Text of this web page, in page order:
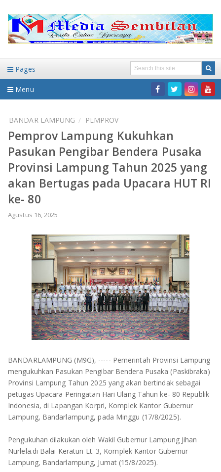
Pages
Menu
DAERAH
NASIONAL
DAERAH
BANDAR LAMPUNG
LAMPUNG TENGAH
LAMPUNG UTARA
LAMPUNG TIMUR
LAMPUNG BARAT
PESAWARAN
TANGGAMUS
PESISIR BARAT
TULANG BAWANG
TULANG BAWANG BARAT
HUKUM-KRIMINAL
PENDIDIKAN
WISATA
ADVETORIAL
BANDAR LAMPUNG PEMPROV
Pemprov Lampung Kukuhkan
Pasukan Pengibar Bendera Pusaka
Provinsi Lampung Tahun 2025 yang
akan Bertugas pada Upacara HUT RI
ke- 80
Agustus 16, 2025
BANDARLAMPUNG (M9G), ----- Pemerintah Provinsi Lampung
mengukuhkan Pasukan Pengibar Bendera Pusaka (Paskibraka)
Provinsi Lampung Tahun 2025 yang akan bertindak sebagai
petugas Upacara Peringatan Hari Ulang Tahun ke- 80 Republik
Indonesia, di Lapangan Korpri, Komplek Kantor Gubernur
Lampung, Bandarlampung, pada Minggu (17/8/2025).
Pengukuhan dilakukan oleh Wakil Gubernur Lampung Jihan
Nurlela.di Balai Keratun Lt. 3, Komplek Kantor Gubernur
Lampung, Bandarlampung, Jumat (15/8/2025).